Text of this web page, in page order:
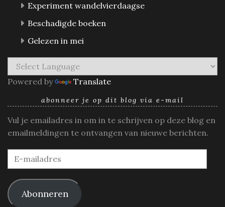
Experiment wandelvierdaagse
Beschadigde boeken
Gelezen in mei
Powered by Translate
abonneer je op dit blog via e-mail
Vul je emailadres in om in te schrijven op deze blog en
emailmeldingen te ontvangen van nieuwe berichten.
E-
mailadres
Abonneren